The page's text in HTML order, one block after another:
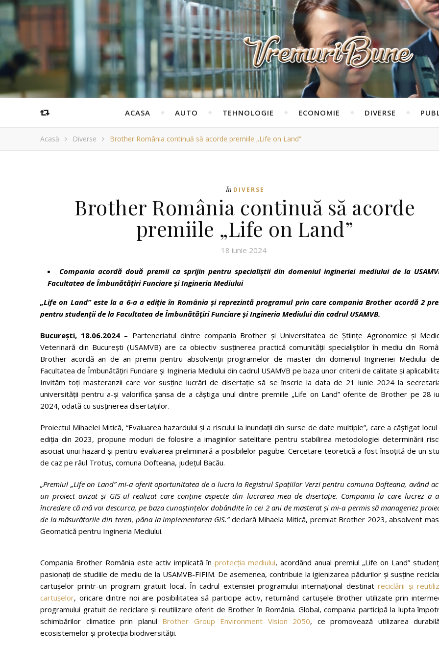
ACASA AUTO TEHNOLOGIE ECONOMIE DIVERSE
Acasă Diverse Brother România continuă să acorde premiile „Life on Land”
În DIVERSE
Brother România continuă să acorde
premiile „Life on Land”
18 iunie 2024
Compania acordă două premii ca sprijin pentru specialiștii din domeniul ingineriei mediului de la
Facultatea de Îmbunătăţiri Funciare şi Ingineria Mediului
„Life on Land” este la a 6-a a ediție în România și reprezintă programul prin care compania Brother acordă 2
pentru studenții de la Facultatea de Îmbunătățiri Funciare și Ingineria Mediului din cadrul USAMVB.
București, 18.06.2024 – Parteneriatul dintre compania Brother și Universitatea de Științe Agronomice și
Veterinară din București (USAMVB) are ca obiectiv susținerea practică comunității specialiștilor în mediu din
Brother acordă an de an premii pentru absolvenții programelor de master din domeniul Ingineriei Mediului
Facultatea de Îmbunătățiri Funciare și Ingineria Mediului din cadrul USAMVB pe baza unor criterii de calitate și
Invităm toți masteranzii care vor susține lucrări de disertație să se înscrie la data de 21 iunie 2024 la
universității pentru a-și valorifica șansa de a câștiga unul dintre premiile „Life on Land” oferite de Brother pe 28
2024, odată cu susținerea disertațiilor.
Proiectul Mihaelei Mitică, “Evaluarea hazardului și a riscului la inundații din surse de date multiple”, care a câștigat locul
ediția din 2023, propune moduri de folosire a imaginilor satelitare pentru stabilirea metodologiei determinării
asociat unui hazard și pentru evaluarea preliminară a posibilelor pagube. Cercetare teoretică a fost însoțită de un
de caz pe râul Trotuș, comuna Dofteana, județul Bacău.
„Premiul „Life on Land” mi-a oferit oportunitatea de a lucra la Registrul Spațiilor Verzi pentru comuna Dofteana, având
un proiect avizat și GIS-ul realizat care conține aspecte din lucrarea mea de disertație. Compania la care lucrez a
încredere că mă voi descurca, pe baza cunoștințelor dobândite în cei 2 ani de masterat și mi-a permis să manageriez
de la măsurătorile din teren, pâna la implementarea GIS.”declară Mihaela Mitică, premiat Brother 2023, absolvent
Geomatică pentru Ingineria Mediului.
Compania Brother România este activ implicată înprotecția mediului, acordând anual premiul „Life on Land”
pasionați de studiile de mediu de la USAMVB-FIFIM. De asemenea, contribuie la igienizarea pădurilor și susține
cartușelor printr-un program gratuit local. În cadrul extensiei programului internațional destinatreciclării și
cartușelor, oricare dintre noi are posibilitatea să participe activ, returnând cartușele Brother utilizate prin
programului gratuit de reciclare și reutilizare oferit de Brother în România. Global, compania participă la lupta
schimbărilor climatice prin planul Brother Group Environment Vision 2050, ce promovează utilizarea
ecosistemelor și protecția biodiversității.